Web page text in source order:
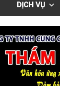
DỊCH VỤ